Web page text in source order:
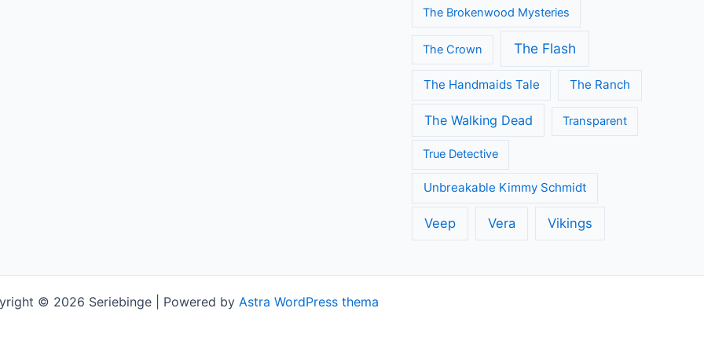
The Brokenwood Mysteries
The Crown The Flash
The Handmaids Tale The Ranch
The Walking Dead Transparent
True Detective
Unbreakable Kimmy Schmidt
Veep Vera Vikings
© 2026 Seriebinge | Powered by Astra WordPress thema